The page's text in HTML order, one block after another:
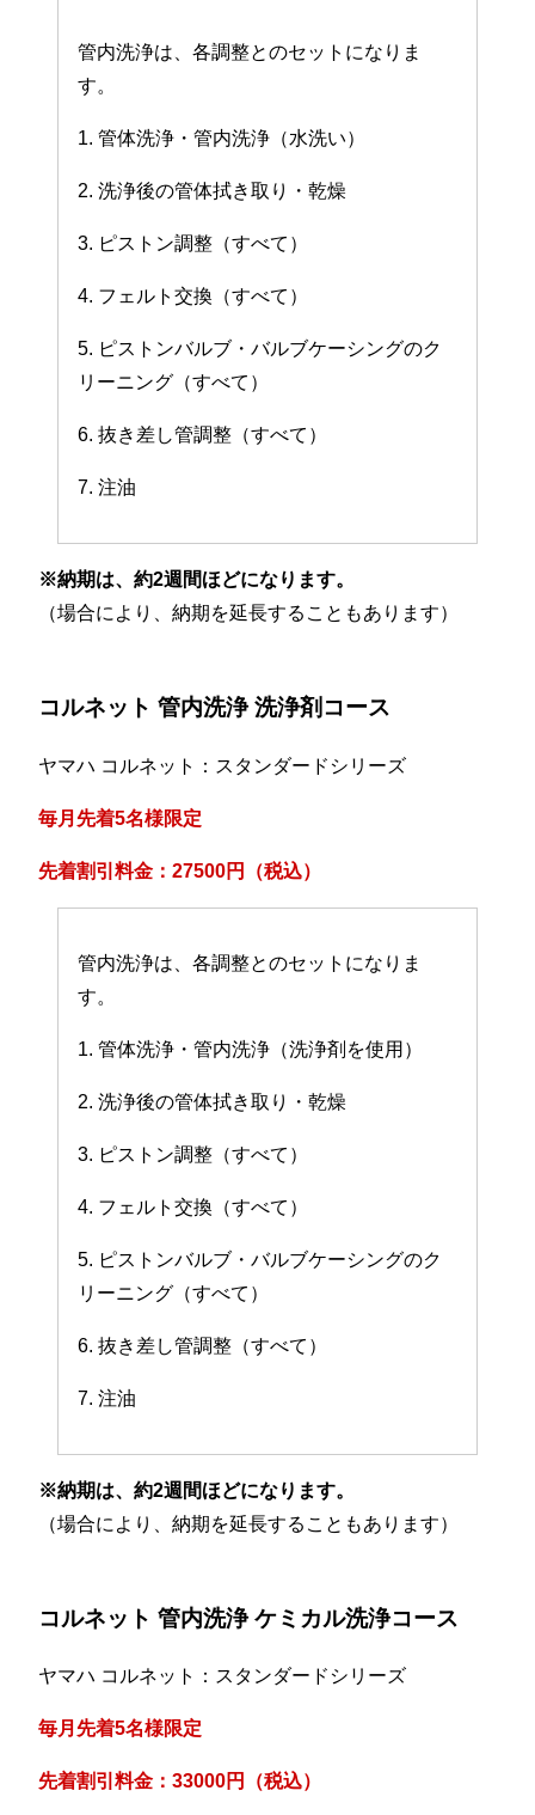
管内洗浄は、各調整とのセットになりま
す。
1. 管体洗浄・管内洗浄（水洗い）
2. 洗浄後の管体拭き取り・乾燥
3. ピストン調整（すべて）
4. フェルト交換（すべて）
5. ピストンバルブ・バルブケーシングのク
リーニング（すべて）
6. 抜き差し管調整（すべて）
7. 注油
※納期は、約2週間ほどになります。
（場合により、納期を延長することもあります）
コルネット 管内洗浄 洗浄剤コース
ヤマハ コルネット：スタンダードシリーズ
毎月先着5名様限定
先着割引料金：27500円（税込）
管内洗浄は、各調整とのセットになりま
す。
1. 管体洗浄・管内洗浄（洗浄剤を使用）
2. 洗浄後の管体拭き取り・乾燥
3. ピストン調整（すべて）
4. フェルト交換（すべて）
5. ピストンバルブ・バルブケーシングのク
リーニング（すべて）
6. 抜き差し管調整（すべて）
7. 注油
※納期は、約2週間ほどになります。
（場合により、納期を延長することもあります）
コルネット 管内洗浄 ケミカル洗浄コース
ヤマハ コルネット：スタンダードシリーズ
毎月先着5名様限定
先着割引料金：33000円（税込）